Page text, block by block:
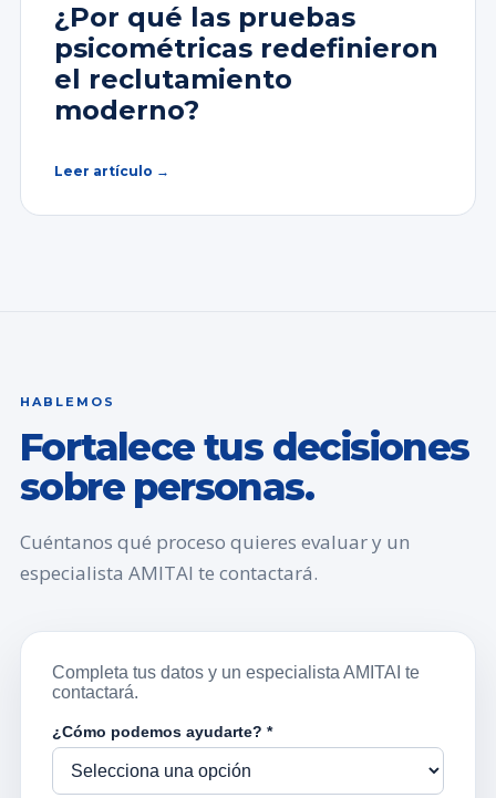
¿Por qué las pruebas
psicométricas redefinieron
el reclutamiento
moderno?
Leer artículo →
HABLEMOS
Fortalece tus decisiones
sobre personas.
Cuéntanos qué proceso quieres evaluar y un
especialista AMITAI te contactará.